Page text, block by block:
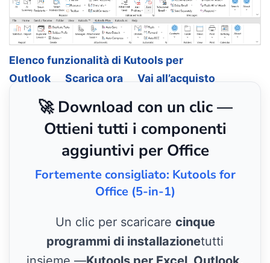
Elenco funzionalità di Kutools per
Outlook
Scarica ora Vai all’acquisto
🚀 Download con un clic —
Ottieni tutti i componenti
aggiuntivi per Office
Fortemente consigliato: Kutools for
Office (5-in-1)
Un clic per scaricare cinque
programmi di installazionetutti